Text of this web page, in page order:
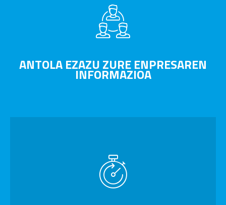
ANTOLA EZAZU ZURE ENPRESAREN
INFORMAZIOA